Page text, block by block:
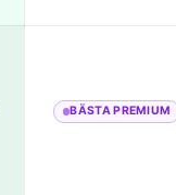
BÄSTA PREMIUM